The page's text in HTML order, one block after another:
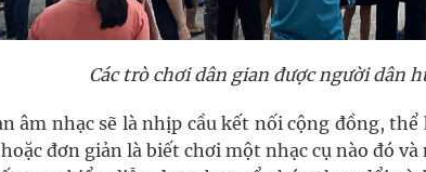
Các trò chơi dân gian được người dân
âm nhạc sẽ là nhịp cầu kết nối cộng đồng,
đơn giản là biết chơi một nhạc cụ nào đó